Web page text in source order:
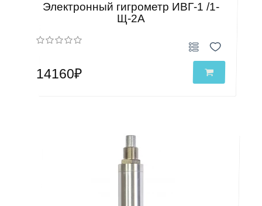
Электронный гигрометр ИВГ-1 /1-
Щ-2А
14160₽